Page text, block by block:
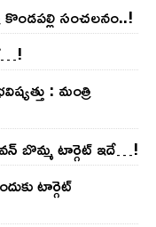
సంచ‌ల‌నం..!
: మంత్రి
బొమ్మ టార్గెట్ ఇదే…!
టార్గెట్